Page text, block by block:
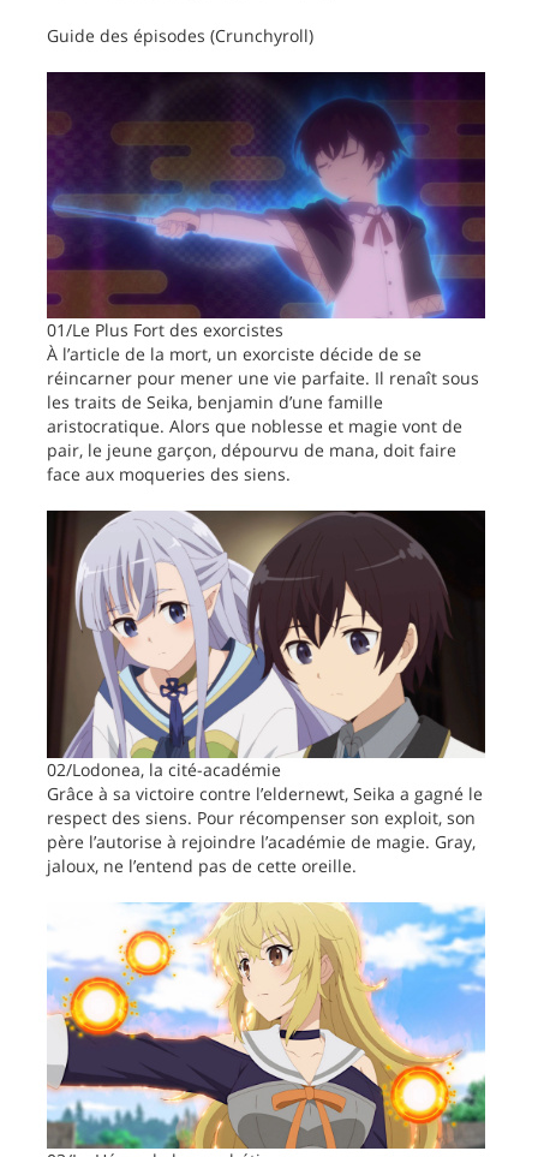
Guide des épisodes (Crunchyroll)
01/Le Plus Fort des exorcistes
À l’article de la mort, un exorciste décide de se
réincarner pour mener une vie parfaite. Il renaît sous
les traits de Seika, benjamin d’une famille
aristocratique. Alors que noblesse et magie vont de
pair, le jeune garçon, dépourvu de mana, doit faire
face aux moqueries des siens.
02/Lodonea, la cité-académie
Grâce à sa victoire contre l’eldernewt, Seika a gagné le
respect des siens. Pour récompenser son exploit, son
père l’autorise à rejoindre l’académie de magie. Gray,
jaloux, ne l’entend pas de cette oreille.